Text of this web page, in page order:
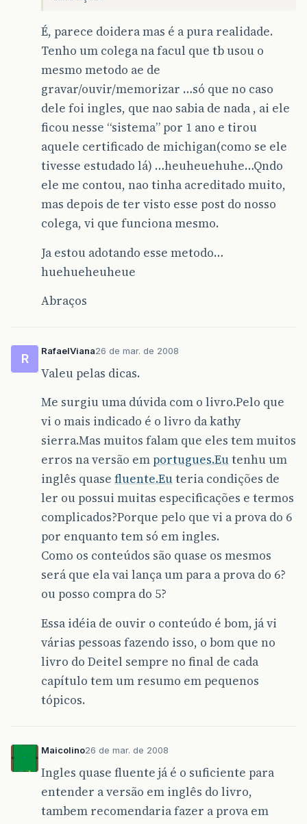
É, parece doidera mas é a pura realidade.
Tenho um colega na facul que tb usou o
mesmo metodo ae de
gravar/ouvir/memorizar …só que no caso
dele foi ingles, que nao sabia de nada , ai ele
ficou nesse “sistema” por 1 ano e tirou
aquele certificado de michigan(como se ele
tivesse estudado lá) …heuheuehuhe…Qndo
ele me contou, nao tinha acreditado muito,
mas depois de ter visto esse post do nosso
colega, vi que funciona mesmo.
Ja estou adotando esse metodo…
huehueheuheue
Abraços
R
RafaelViana26 de mar. de 2008
Valeu pelas dicas.
Me surgiu uma dúvida com o livro.Pelo que
vi o mais indicado é o livro da kathy
sierra.Mas muitos falam que eles tem muitos
erros na versão emportugues.Eutenhu um
inglês quase fluente.Euteria condições de
ler ou possui muitas especificações e termos
complicados?Porque pelo que vi a prova do 6
por enquanto tem só em ingles.
Como os conteúdos são quase os mesmos
será que ela vai lança um para a prova do 6?
ou posso compra do 5?
Essa idéia de ouvir o conteúdo é bom, já vi
várias pessoas fazendo isso, o bom que no
livro do Deitel sempre no final de cada
capítulo tem um resumo em pequenos
tópicos.
Maicolino26 de mar. de 2008
Ingles quase fluente já é o suficiente para
entender a versão em inglês do livro,
tambem recomendaria fazer a prova em